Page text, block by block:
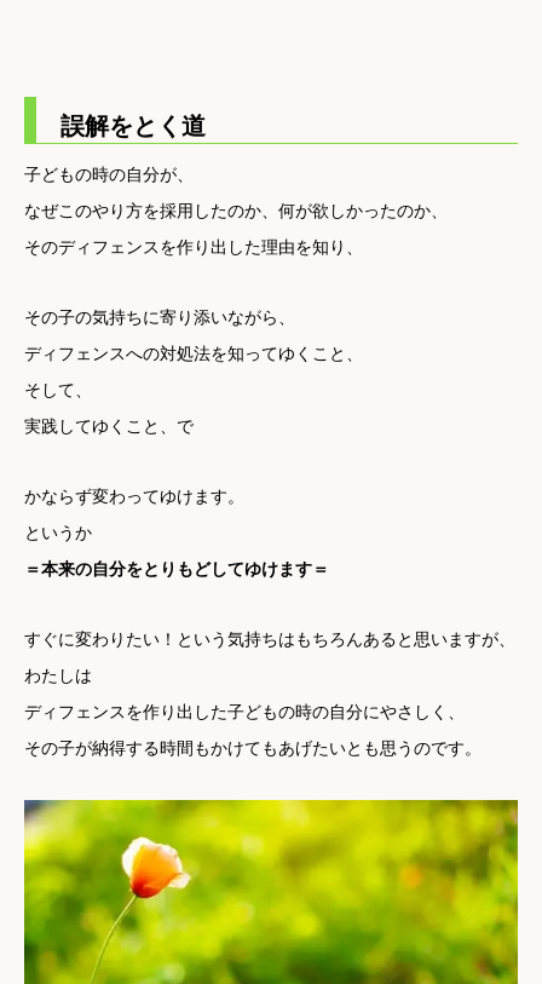
誤解をとく道
子どもの時の自分が、
なぜこのやり方を採用したのか、何が欲しかったのか、
そのディフェンスを作り出した理由を知り、
その子の気持ちに寄り添いながら、
ディフェンスへの対処法を知ってゆくこと、
そして、
実践してゆくこと、で
かならず変わってゆけます。
というか
＝本来の自分をとりもどしてゆけます＝
すぐに変わりたい！という気持ちはもちろんあると思いますが、
わたしは
ディフェンスを作り出した子どもの時の自分にやさしく、
その子が納得する時間もかけてもあげたいとも思うのです。